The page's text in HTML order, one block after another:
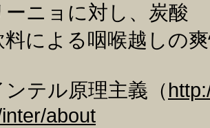
ーニョに対し、炭酸
料による咽喉越しの
ンテル原理主義（
about